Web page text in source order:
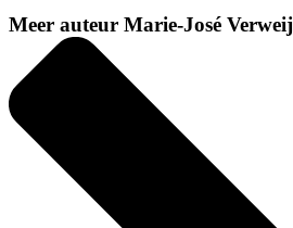
Meer auteur Marie-José Verweij